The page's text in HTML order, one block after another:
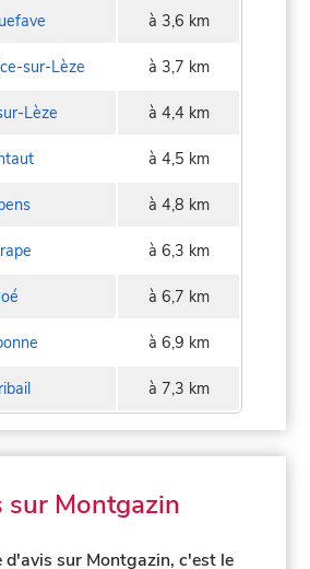
à 3,6 km
sur-Lèze à 3,7 km
Lèze à 4,4 km
à 4,5 km
à 4,8 km
à 6,3 km
à 6,7 km
à 6,9 km
à 7,3 km
sur Montgazin
d'avis sur Montgazin, c'est le